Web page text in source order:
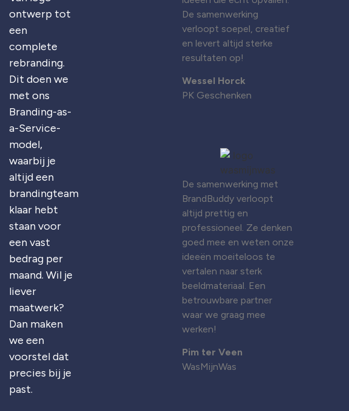
ontwerp tot
een
complete
rebranding.
Dit doen we
met ons
Branding-as-
a-Service-
model,
waarbij je
altijd een
brandingteam
klaar hebt
staan voor
een vast
bedrag per
maand. Wil je
liever
maatwerk?
Dan maken
we een
voorstel dat
precies bij je
past.
De samenwerking
verloopt soepel, creatief
en levert altijd sterke
resultaten op!
Wessel Horck
PK Geschenken
De samenwerking met
BrandBuddy verloopt
altijd prettig en
professioneel. Ze denken
goed mee en weten onze
ideeën moeiteloos te
vertalen naar sterk
beeldmateriaal. Een
betrouwbare partner
waar we graag mee
werken!
Pim ter Veen
WasMijnWas